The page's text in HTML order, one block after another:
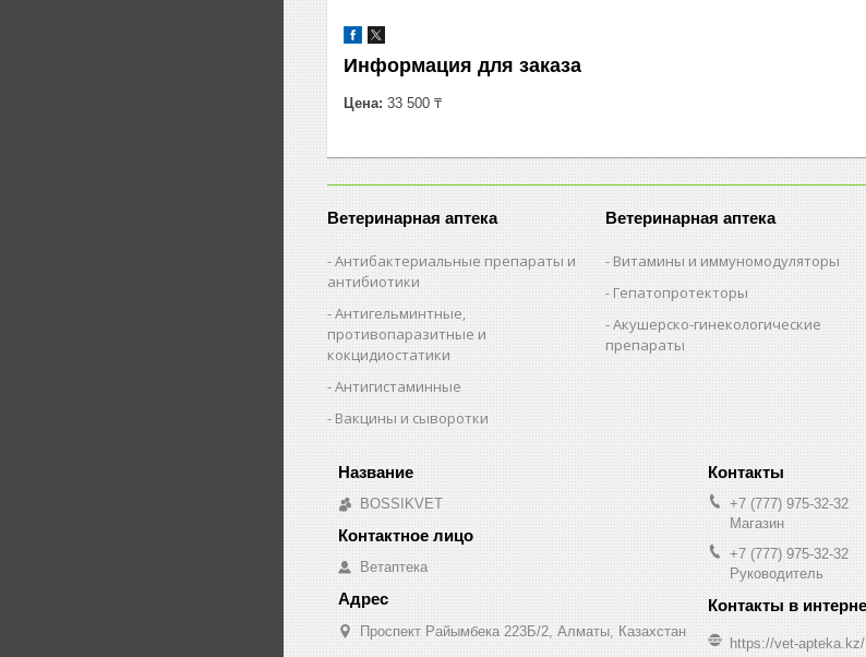
Информация для заказа
Цена: 33 500 ₸
Ветеринарная аптека
Антибактериальные препараты и
антибиотики
Антигельминтные,
противопаразитные и
кокцидиостатики
Антигистаминные
Вакцины и сыворотки
Ветеринарная аптека
Витамины и иммуномодуляторы
Гепатопротекторы
Акушерско-гинекологические
препараты
BOSSIKVET
Ветаптека
Проспект Райымбека 223Б/2, Алматы, Казахстан
+7 (777) 975-32-32
Магазин
+7 (777) 975-32-32
Руководитель
https://vet-apteka.kz/